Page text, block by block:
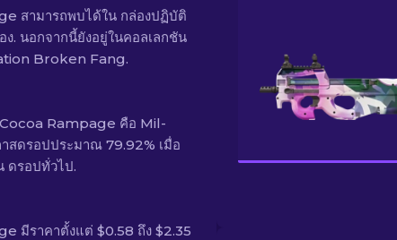
สามารถพบได้ใน กล่องปฏิบัติ
. นอกจากนี้ยังอยู่ในคอลเลกชัน
Broken Fang.
Rampage คือ Mil-
สดรอปประมาณ 79.92% เมื่อ
ดรอปทั่วไป.
มีราคาตั้งแต่ $0.58 ถึง $2.35